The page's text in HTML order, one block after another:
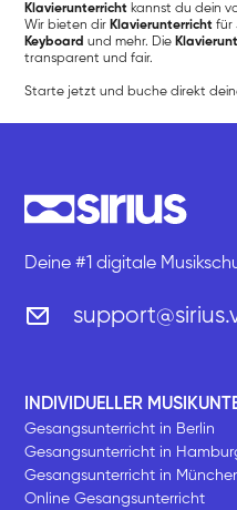
Klavierunterricht kannst du dein
Wir bieten dir Klavierunterricht für
Keyboard und mehr. Die
transparent und fair.
Starte jetzt und buche direkt
Deine #1 digitale
INDIVIDUELLER
Gesangsunterricht in Berlin
Gesangsunterricht in
Gesangsunterricht in
Online Gesangsunterricht